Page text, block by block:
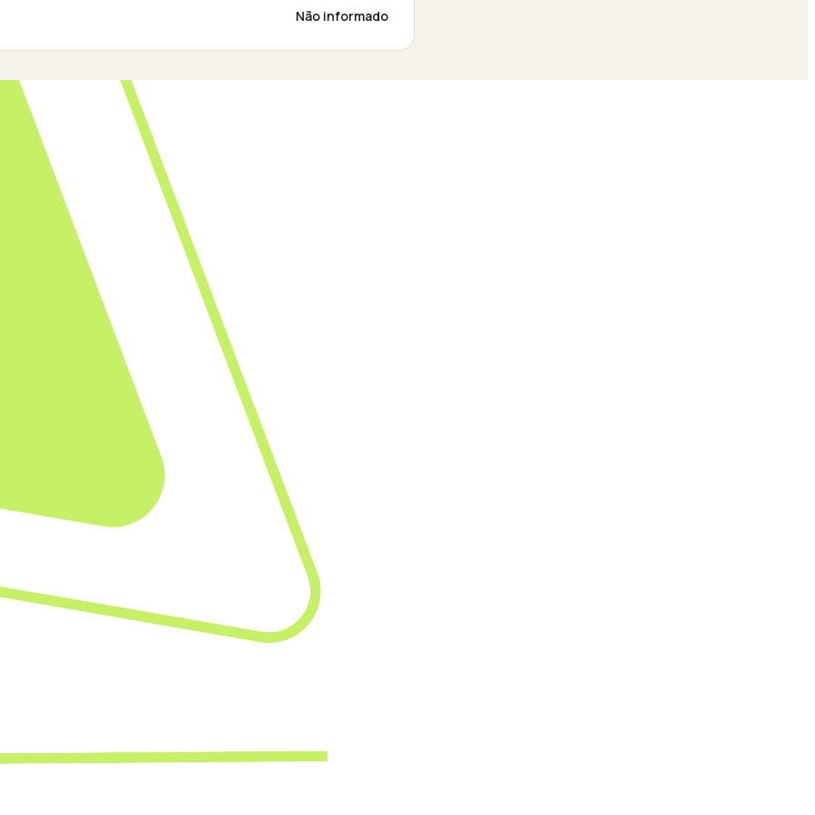
Não informado